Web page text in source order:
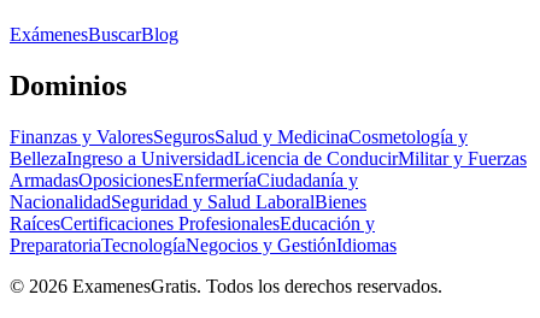
ExámenesBuscarBlog
Dominios
Finanzas y ValoresSegurosSalud y MedicinaCosmetología y
BellezaIngreso a UniversidadLicencia de ConducirMilitar y Fuerzas
ArmadasOposicionesEnfermeríaCiudadanía y
NacionalidadSeguridad y Salud LaboralBienes
RaícesCertificaciones ProfesionalesEducación y
PreparatoriaTecnologíaNegocios y GestiónIdiomas
© 2026 ExamenesGratis. Todos los derechos reservados.